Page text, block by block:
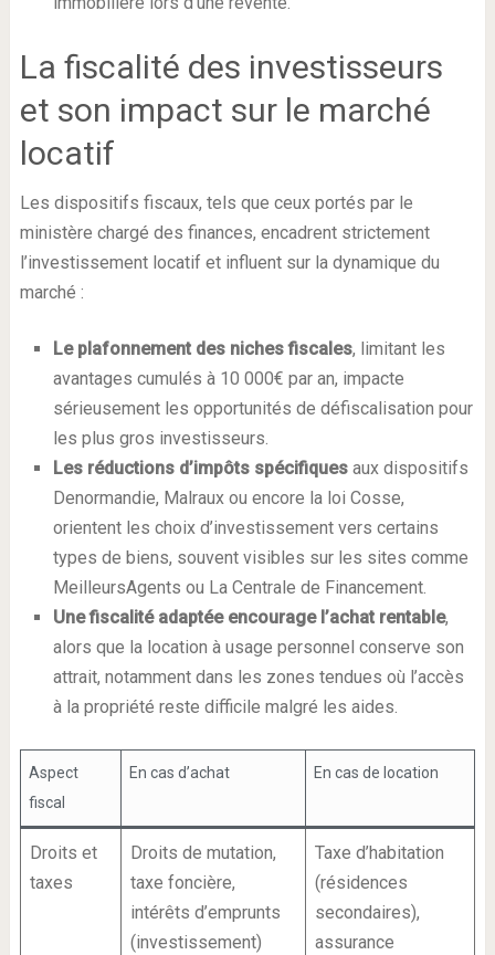
La fiscalité des investisseurs
et son impact sur le marché
locatif
Les dispositifs fiscaux, tels que ceux portés par le
ministère chargé des finances, encadrent strictement
l’investissement locatif et influent sur la dynamique du
marché :
Le plafonnement des niches fiscales, limitant les
avantages cumulés à 10 000€ par an, impacte
sérieusement les opportunités de défiscalisation pour
les plus gros investisseurs.
Les réductions d’impôts spécifiquesaux dispositifs
Denormandie, Malraux ou encore la loi Cosse,
orientent les choix d’investissement vers certains
types de biens, souvent visibles sur les sites comme
MeilleursAgents ou La Centrale de Financement.
Une fiscalité adaptée encourage l’achat rentable,
alors que la location à usage personnel conserve son
attrait, notamment dans les zones tendues où l’accès
à la propriété reste difficile malgré les aides.
Aspect
fiscal
En cas d’achat En cas de location
Droits et
taxes
Droits de mutation,
taxe foncière,
intérêts d’emprunts
(investissement)
Taxe d’habitation
(résidences
secondaires),
assurance